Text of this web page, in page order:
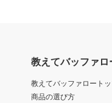
教えてバッファロ
教えてバッファロート
商品の選び方